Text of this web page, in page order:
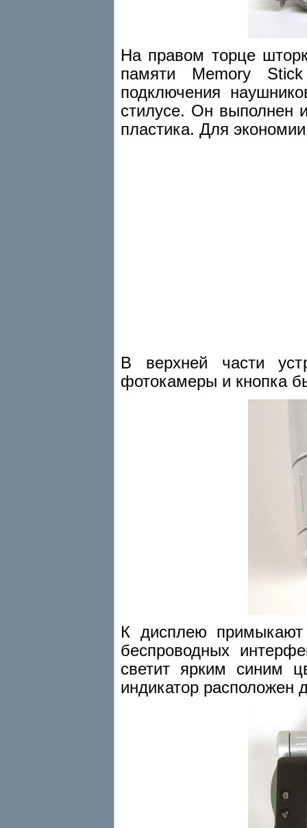
На правом торце
памяти Memory
подключения
стилусе. Он выполнен
пластика. Для
В верхней части
фотокамеры и кнопка
К дисплею
беспроводных
светит ярким синим
индикатор расположен